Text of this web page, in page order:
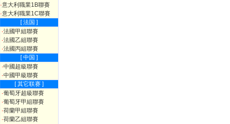
·意大利職業1B聯賽
·意大利職業1C聯賽
[ 法国 ]
·法國甲組聯賽
·法國乙組聯賽
·法國丙組聯賽
[ 中国 ]
·中國超級聯賽
·中國甲級聯賽
[ 其它联赛 ]
·葡萄牙超級聯賽
·葡萄牙甲組聯賽
·荷蘭甲組聯賽
·荷蘭乙組聯賽